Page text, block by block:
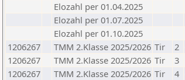
Elozahl per 01.04.2025
Elozahl per 01.07.2025
Elozahl per 01.10.2025
1206267
TMM 2.Klasse 2025/2026 Tir 2
1206267
TMM 2.Klasse 2025/2026 Tir 3
1206267
TMM 2.Klasse 2025/2026 Tir 4